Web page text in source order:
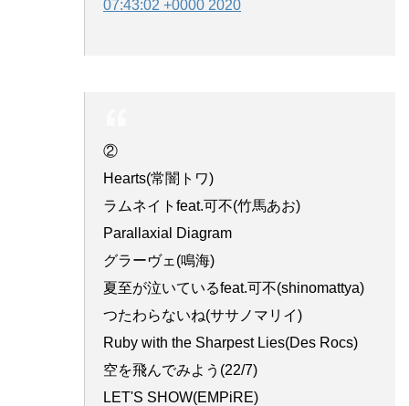
07:43:02 +0000 2020
②
Hearts(常闇トワ)
ラムネイトfeat.可不(竹馬あお)
Parallaxial Diagram
グラーヴェ(鳴海)
夏至が泣いているfeat.可不(shinomattya)
つたわらないね(ササノマリイ)
Ruby with the Sharpest Lies(Des Rocs)
空を飛んでみよう(22/7)
LET'S SHOW(EMPiRE)